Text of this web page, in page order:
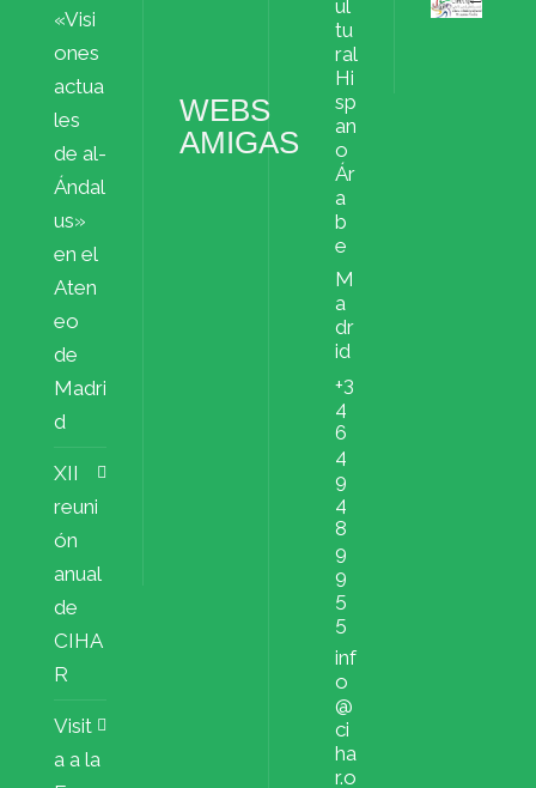
«Visi
ones
actua
les
de al-
Ándal
us»
en el
Aten
eo
de
Madri
d
XII
reuni
ón
anual
de
CIHA
R
Visit
a a la
WEBS
AMIGAS
ul
tu
ral
Hi
sp
an
o
Ár
a
b
e
M
a
dr
id
+3
4
6
4
9
4
8
9
9
5
5
inf
o
@
ci
ha
r.o